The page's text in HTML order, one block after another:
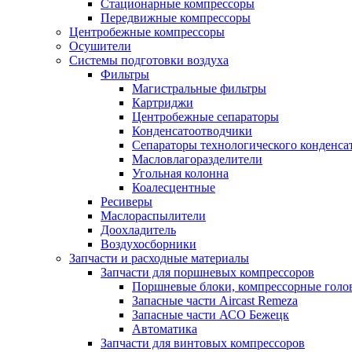
Стационарные компрессоры
Передвижные компрессоры
Центробежные компрессоры
Осушители
Системы подготовки воздуха
Фильтры
Магистральные фильтры
Картриджи
Центробежные сепараторы
Конденсатоотводчики
Сепараторы технологического
Масловлагоразделители
Угольная колонна
Коалесцентные
Ресиверы
Маслораспылители
Доохладитель
Воздухосборники
Запчасти и расходные материалы
Запчасти для поршневых компрессоров
Поршневые блоки, компрессорные
Запасные части Aircast Remeza
Запасные части АСО Бежецк
Автоматика
Запчасти для винтовых компрессоров